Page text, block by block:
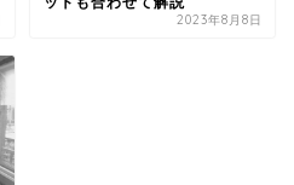
2023年8月8日